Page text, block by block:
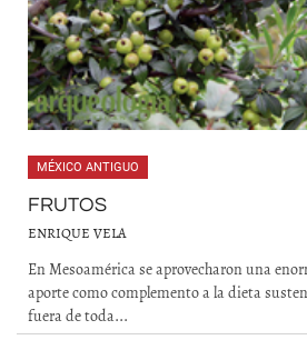
MÉXICO ANTIGUO
FRUTOS
ENRIQUE VELA
En Mesoamérica se aprovecharon una
aporte como complemento a la dieta
fuera de toda...